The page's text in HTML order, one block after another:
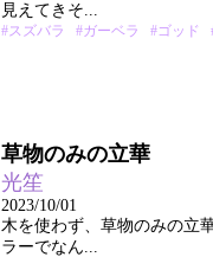
見えてきそ...
#スズバラ #ガーベラ #ゴッド
草物のみの立華
光笙
2023/10/01
木を使わず、草物のみの立
ラーでなん...